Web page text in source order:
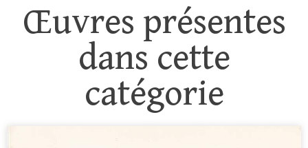
Œuvres présentes
dans cette
catégorie